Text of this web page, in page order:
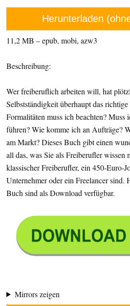
Herunterladen
11,2 MB – epub, mobi, azw3
Beschreibung:
Wer freiberuflich arbeiten will, hat
Selbstständigkeit überhaupt das
Formalitäten muss ich beachten? Muss
führen? Wie komme ich an Aufträge?
am Markt? Dieses Buch gibt einen
all das, was Sie als Freiberufler wissen
klassischer Freiberufler, ein 450-Euro-
Unternehmer oder ein Freelancer
Buch sind als Download verfügbar.
Mirrors zeigen